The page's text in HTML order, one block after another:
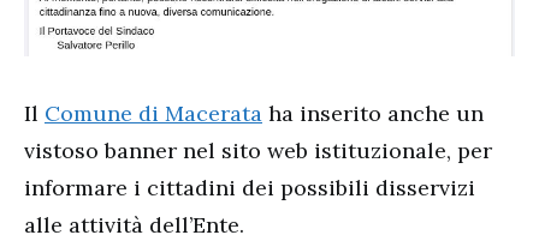
Il Comune di Macerata ha inserito anche un
vistoso banner nel sito web istituzionale, per
informare i cittadini dei possibili disservizi
alle attività dell’Ente.